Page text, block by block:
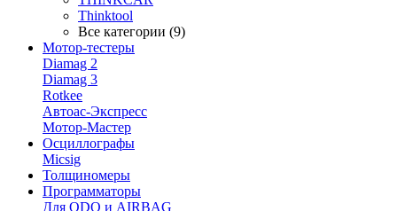
Thinktool
Все категории (9)
Мотор-тестеры
Diamag 2
Diamag 3
Rotkee
Автоас-Экспресс
Мотор-Мастер
Осциллографы
Micsig
Толщиномеры
Программаторы
Для ODO и AIRBAG